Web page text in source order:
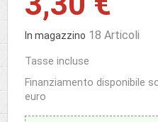
In magazzino 18 Articoli
Tasse incluse
Finanziamento disponibile
euro